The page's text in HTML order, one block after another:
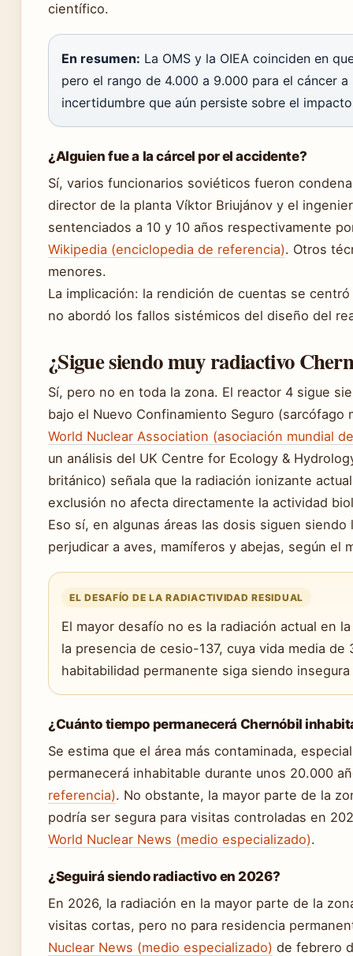
científico.
En resumen: La OMS y la OIEA coinciden en
pero el rango de 4.000 a 9.000 para el cáncer
incertidumbre que aún persiste sobre el
¿Alguien fue a la cárcel por el accidente?
Sí, varios funcionarios soviéticos fueron
director de la planta Víktor Briujánov y el
sentenciados a 10 y 10 años respectivamente
Wikipedia (enciclopedia de referencia). Otros
menores.
La implicación: la rendición de cuentas se
no abordó los fallos sistémicos del diseño del
¿Sigue siendo muy radiactivo
Sí, pero no en toda la zona. El reactor 4 sigue
bajo el Nuevo Confinamiento Seguro (sarcófago
World Nuclear Association (asociación mundial
un análisis del UK Centre for Ecology &
británico) señala que la radiación ionizante
exclusión no afecta directamente la actividad
Eso sí, en algunas áreas las dosis siguen
perjudicar a aves, mamíferos y abejas, según el
EL DESAFÍO DE LA RADIACTIVIDAD RESIDUAL
El mayor desafío no es la radiación actual en
la presencia de cesio-137, cuya vida media de
habitabilidad permanente siga siendo
¿Cuánto tiempo permanecerá Chernóbil
Se estima que el área más contaminada,
permanecerá inhabitable durante unos 20.000
referencia). No obstante, la mayor parte de la
podría ser segura para visitas controladas en
World Nuclear News (medio especializado).
¿Seguirá siendo radiactivo en 2026?
En 2026, la radiación en la mayor parte de la
visitas cortas, pero no para residencia
Nuclear News (medio especializado) de febrero